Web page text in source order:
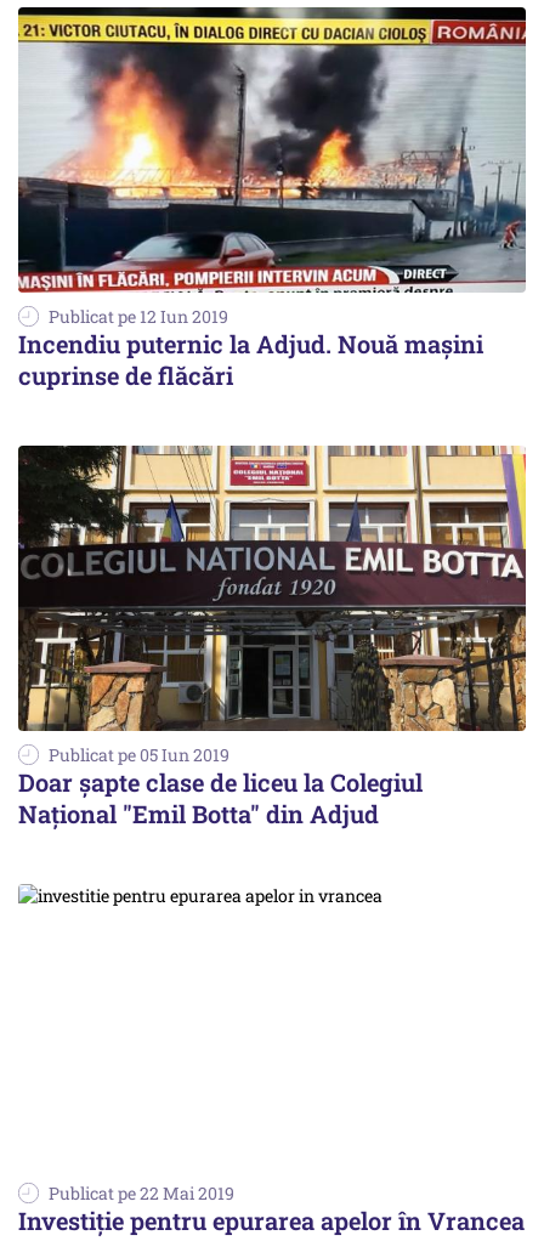
Publicat pe 12 Iun 2019
Incendiu puternic la Adjud. Nouă mașini
cuprinse de flăcări
Publicat pe 05 Iun 2019
Doar șapte clase de liceu la Colegiul
Naţional "Emil Botta" din Adjud
Publicat pe 22 Mai 2019
Investiție pentru epurarea apelor în Vrancea